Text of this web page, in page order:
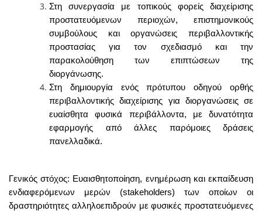
Στη συνεργασία με τοπικούς φορείς διαχείρισης
προστατευόμενων περιοχών, επιστημονικούς
συμβούλους και οργανώσεις περιβαλλοντικής
προστασίας για τον σχεδιασμό και την
παρακολούθηση των επιπτώσεων της
διοργάνωσης.
Στη δημιουργία ενός πρότυπου οδηγού ορθής
περιβαλλοντικής διαχείρισης για διοργανώσεις σε
ευαίσθητα φυσικά περιβάλλοντα, με δυνατότητα
εφαρμογής από άλλες παρόμοιες δράσεις
πανελλαδικά.
Γενικός στόχος: Ευαισθητοποίηση, ενημέρωση και εκπαίδευση
ενδιαφερόμενων μερών (stakeholders) των οποίων οι
δραστηριότητες αλληλοεπιδρούν με φυσικές προστατευόμενες